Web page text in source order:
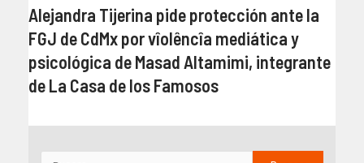
Alejandra Tijerina pide protección ante la
FGJ de CdMx por vîolêncîa mediática y
psicológica de Masad Altamimi, integrante
de La Casa de los Famosos